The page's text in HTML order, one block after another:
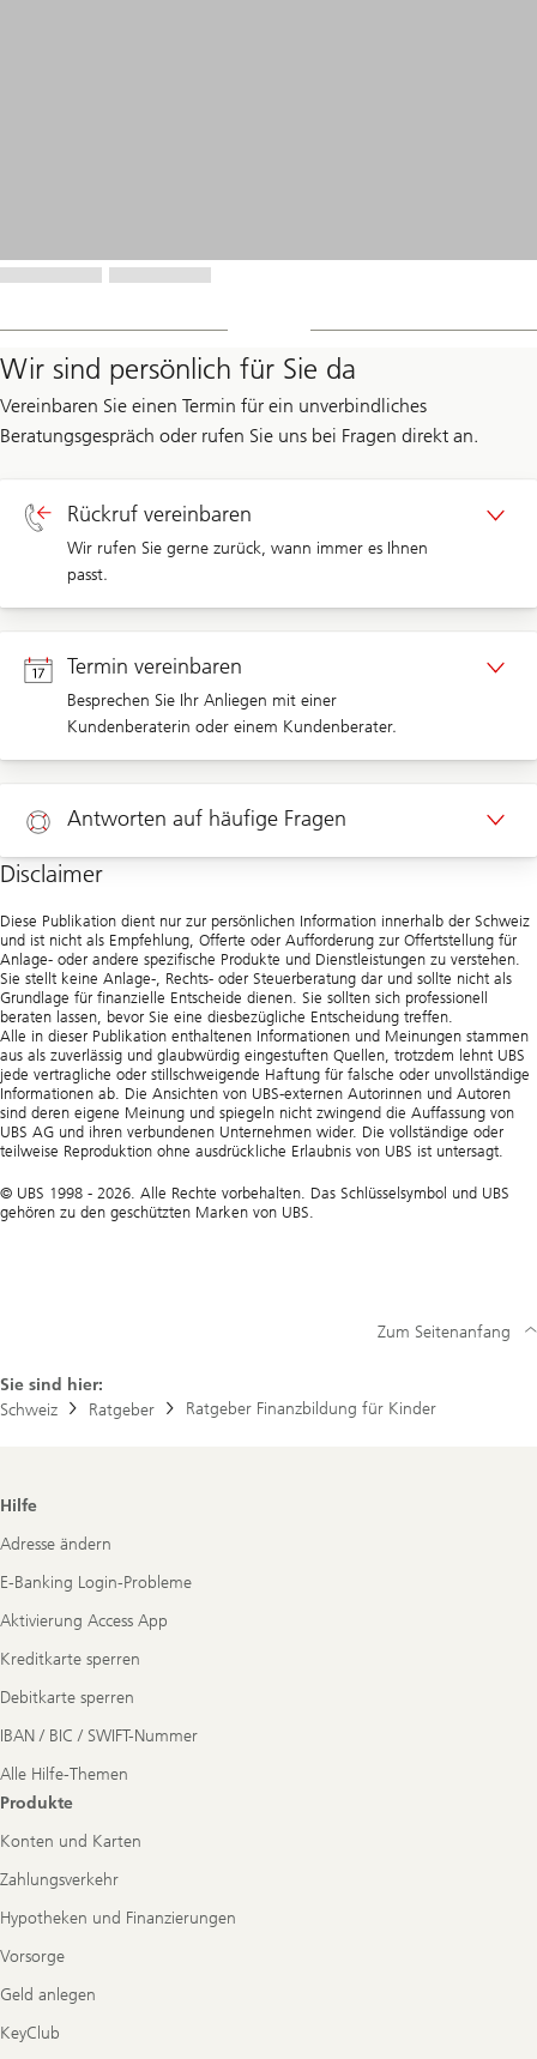
Wir sind persönlich für Sie da
Vereinbaren Sie einen Termin für ein unverbindliches
Beratungsgespräch oder rufen Sie uns bei Fragen direkt an.
Rückruf vereinbaren
Wir rufen Sie gerne zurück, wann immer es Ihnen
passt.
Rückruf Privatkunden
Termin vereinbaren
Besprechen Sie Ihr Anliegen mit einer
Kundenberaterin oder einem Kundenberater.
Termin Privatkunden
Antworten auf häufige Fragen
Hilfe
Disclaimer
Diese Publikation dient nur zur persönlichen Information innerhalb der Schweiz
und ist nicht als Empfehlung, Offerte oder Aufforderung zur Offertstellung für
Anlage- oder andere spezifische Produkte und Dienstleistungen zu verstehen.
Sie stellt keine Anlage-, Rechts- oder Steuerberatung dar und sollte nicht als
Grundlage für finanzielle Entscheide dienen. Sie sollten sich professionell
beraten lassen, bevor Sie eine diesbezügliche Entscheidung treffen.
Alle in dieser Publikation enthaltenen Informationen und Meinungen stammen
aus als zuverlässig und glaubwürdig eingestuften Quellen, trotzdem lehnt UBS
jede vertragliche oder stillschweigende Haftung für falsche oder unvollständige
Informationen ab. Die Ansichten von UBS-externen Autorinnen und Autoren
sind deren eigene Meinung und spiegeln nicht zwingend die Auffassung von
UBS AG und ihren verbundenen Unternehmen wider. Die vollständige oder
teilweise Reproduktion ohne ausdrückliche Erlaubnis von UBS ist untersagt.
© UBS 1998 - 2026. Alle Rechte vorbehalten. Das Schlüsselsymbol und UBS
gehören zu den geschützten Marken von UBS.
Sie sind hier:
Schweiz
Ratgeber Ratgeber Finanzbildung für Kinder
Zum Seitenanfang
Footer
Hilfe
Adresse ändern
E-Banking Login-Probleme
Aktivierung Access App
Kreditkarte sperren
Debitkarte sperren
IBAN / BIC / SWIFT-Nummer
Alle Hilfe-Themen
Produkte
Konten und Karten
Zahlungsverkehr
Hypotheken und Finanzierungen
Vorsorge
Geld anlegen
KeyClub